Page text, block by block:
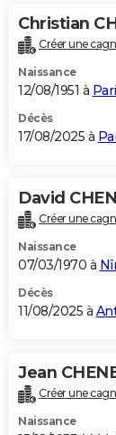
Christian
Créer une
Naissance
12/08/1951 à
Décès
17/08/2025 à
David
Créer une
Naissance
07/03/1970 à
Décès
11/08/2025 à
Jean
Créer une
Naissance